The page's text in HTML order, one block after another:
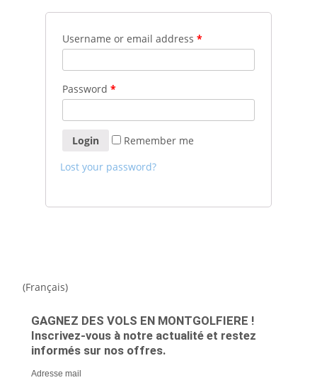
Username or email address *
Password *
Remember me
Lost your password?
(Français)
GAGNEZ DES VOLS EN MONTGOLFIERE !
Inscrivez-vous à notre actualité et restez
informés sur nos offres.
Adresse mail